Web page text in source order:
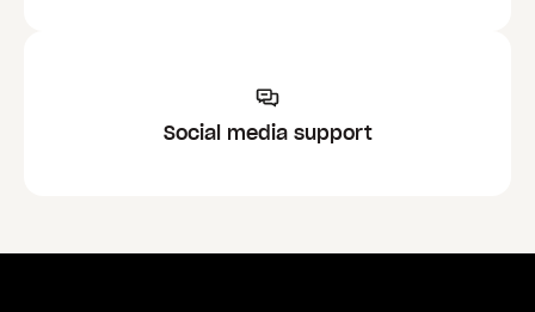
Social media support